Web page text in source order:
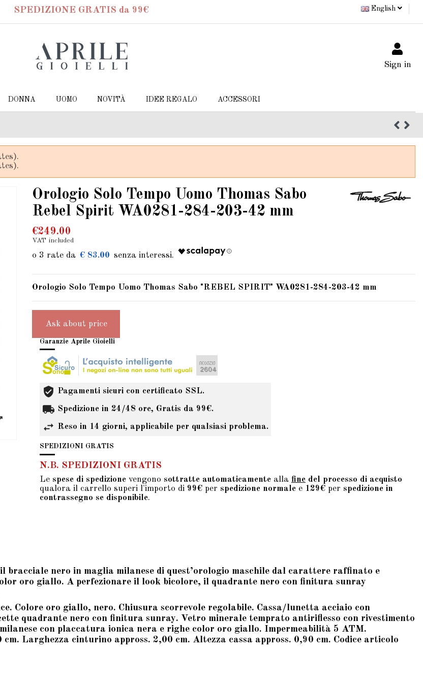
SPEDIZIONE GRATIS da 99€ English
Sign in
DONNA UOMO NOVITÀ IDEE REGALO ACCESSORI
Orologio Solo Tempo Uomo Thomas Sabo
Rebel Spirit WA0281-284-203-42 mm
€249.00
VAT included
€ 83.00
Orologio Solo Tempo Uomo Thomas Sabo "REBEL SPIRIT" WA0281-284-203-42 mm
Ask about price
Garanzie Aprile Gioielli
Pagamenti sicuri con certificato SSL.
Spedizione in 24/48 ore, Gratis da 99€.
Reso in 14 giorni, applicabile per qualsiasi problema.
SPEDIZIONI GRATIS
N.B. SPEDIZIONI GRATIS
Le spese di spedizione vengono sottratte automaticamente alla fine del processo di acquisto
qualora il carrello superi l'importo di 99€ per spedizione normale e 129€ per spedizione in
contrassegno se disponibile.
nero in maglia milanese di quest’orologio maschile dal carattere raffinato e
oro giallo. A perfezionare il look bicolore, il quadrante nero con finitura sunray
Colore oro giallo, nero. Chiusura scorrevole regolabile. Cassa/lunetta acciaio con
quadrante nero con finitura sunray. Vetro minerale temprato antiriflesso con rivestimento
con placcatura ionica nera e righe color oro giallo. Impermeabilità 5 ATM.
Larghezza cinturino appross. 2,00 cm. Altezza cassa appross. 0,90 cm. Codice articolo